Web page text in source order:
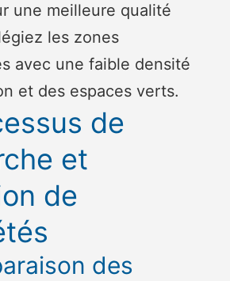
une meilleure qualité
les zones
avec une faible densité
et des espaces verts.
de
et
de
des